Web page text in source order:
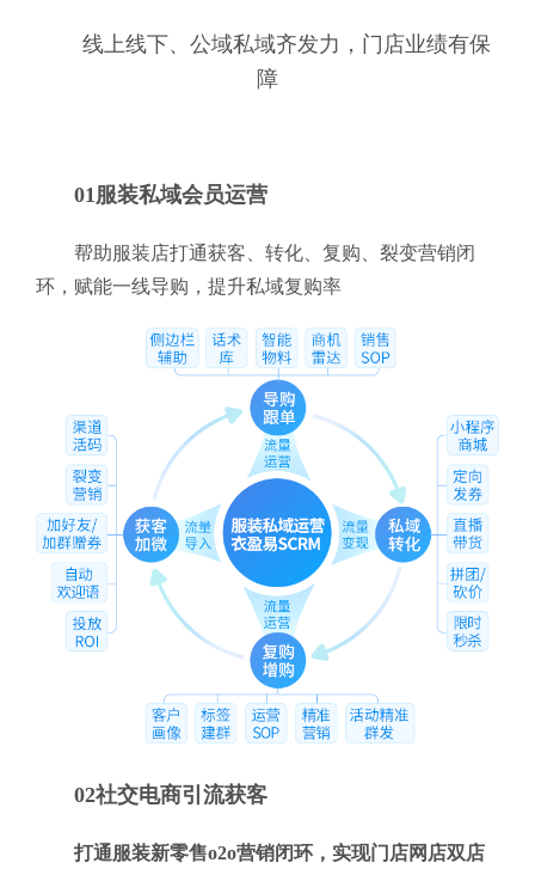
线上线下、公域私域齐发力，门店业绩有保
障
01服装私域会员运营
帮助服装店打通获客、转化、复购、裂变营销闭
环，赋能一线导购，提升私域复购率
02社交电商引流获客
打通服装新零售o2o营销闭环，实现门店网店双店